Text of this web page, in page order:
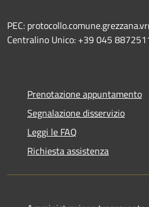
PEC:
Centralino Unico: +39 045
Prenotazione appuntamento
Segnalazione disservizio
Leggi le FAQ
Richiesta assistenza